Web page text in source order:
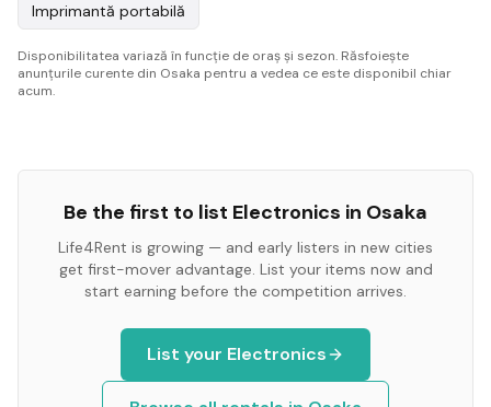
Imprimantă portabilă
Disponibilitatea variază în funcție de oraș și sezon. Răsfoiește
anunțurile curente din Osaka pentru a vedea ce este disponibil chiar
acum.
Be the first to list Electronics in Osaka
Life4Rent is growing — and early listers in new cities
get first-mover advantage. List your items now and
start earning before the competition arrives.
List your Electronics